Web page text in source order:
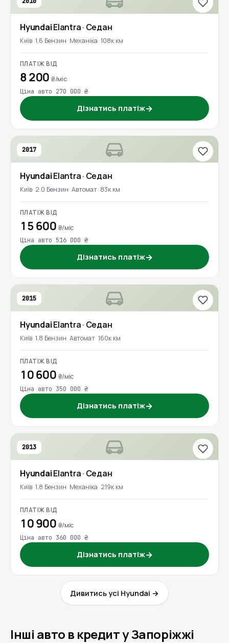
HyundaiElantra· Седан
Київ 1.6 Бензин Механіка 108к км
ПЛАТІЖ ВІД
8 200₴/міс
Ціна авто 270 000 ₴
Дізнатись платіж→
2017
HyundaiElantra· Седан
Київ 2.0 Бензин Автомат 83к км
ПЛАТІЖ ВІД
15 600 ₴/міс
Ціна авто 516 000 ₴
Дізнатись платіж→
2015
HyundaiElantra· Седан
Київ 1.8 Бензин Автомат 160к км
ПЛАТІЖ ВІД
10 600 ₴/міс
Ціна авто 350 000 ₴
Дізнатись платіж→
2013
HyundaiElantra· Седан
Київ 1.8 Бензин Механіка 219к км
ПЛАТІЖ ВІД
10 900 ₴/міс
Ціна авто 360 000 ₴
Дізнатись платіж→
Дивитись усі Hyundai →
Інші авто в кредит у Запоріжжі